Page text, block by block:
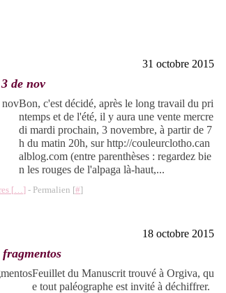
31 octobre 2015
de nov
Bon, c'est décidé, après le long travail du pri
ntemps et de l'été, il y aura une vente mercre
di mardi prochain, 3 novembre, à partir de 7
h du matin 20h, sur http://couleurclotho.can
alblog.com (entre parenthèses : regardez bie
n les rouges de l'alpaga là-haut,...
[…] - Permalien [#]
18 octobre 2015
Feuillet du Manuscrit trouvé à Orgiva, qu
e tout paléographe est invité à déchiffrer.